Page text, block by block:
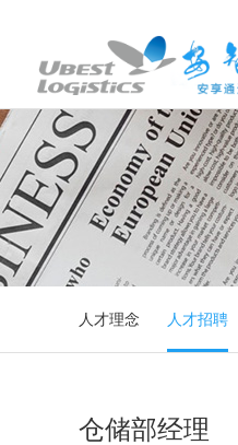
人才理念 人才招聘
仓储部经理